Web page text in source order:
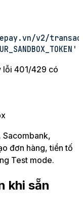
v2/
lỗi 401/429 có
Sacombank,
đơn hàng, tiền tố
Test mode.
khi sẵn